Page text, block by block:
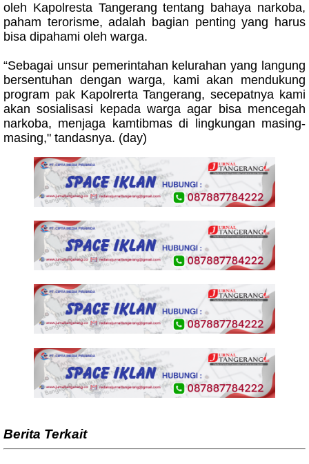
oleh Kapolresta Tangerang tentang bahaya narkoba,
paham terorisme, adalah bagian penting yang harus
bisa dipahami oleh warga.
“Sebagai unsur pemerintahan kelurahan yang langung
bersentuhan dengan warga, kami akan mendukung
program pak Kapolrerta Tangerang, secepatnya kami
akan sosialisasi kepada warga agar bisa mencegah
narkoba, menjaga kamtibmas di lingkungan masing-
masing," tandasnya. (day)
Berita Terkait